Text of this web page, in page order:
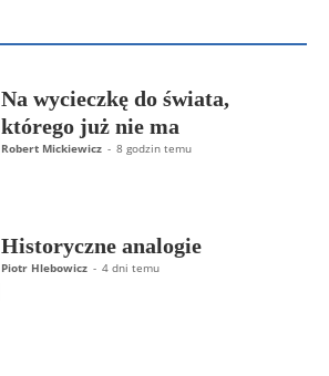
Na wycieczkę do świata,
którego już nie ma
Robert Mickiewicz - 8 godzin temu
Historyczne analogie
Piotr Hlebowicz - 4 dni temu